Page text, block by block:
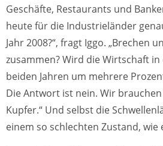
Geschäfte, Restaurants und
heute für die Industrieländer
Jahr 2008?“, fragt Iggo. „Brechen
zusammen? Wird die Wirtschaft
beiden Jahren um mehrere
Die Antwort ist nein. Wir
Kupfer.“ Und selbst die
einem so schlechten Zustand, wie